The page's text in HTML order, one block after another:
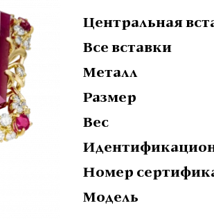
Центральная
Все вставки
Металл
Размер
Вес
Номер
Модель